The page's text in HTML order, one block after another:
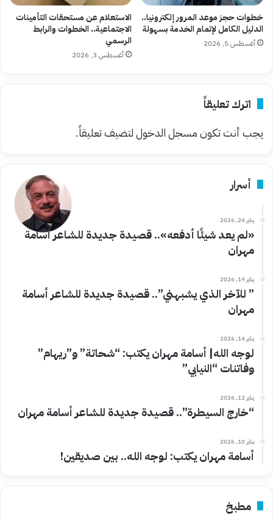
خطوات حجز موعد المرور إلكترونيا..
الدليل الكامل لإتمام الخدمة بسهولة
أغسطس 5, 2026
الاستعلام عن مستحقات التأمينات
الاجتماعية.. الخطوات والرابط
الرسمي
أغسطس 3, 2026
اترك تعليقاً
يجب أنت تكونمسجل الدخوللتضيف تعليقاً.
أسرار
يناير 24, 2026
«لم يعد شيئًا أدفعه».. قصيدة جديدة للشاعر أسامة
مهران
يناير 19, 2026
” للآخر الذي يشبهني”.. قصيدة جديدة للشاعر أسامة
مهران
يناير 14, 2026
لوجه الله| أسامة مهران يكتب: “شحاتة” و”ريهام”
وفاتنات “النيابي”
يناير 12, 2026
“خارج السيطرة”.. قصيدة جديدة للشاعر أسامة مهران
يناير 10, 2026
أسامة مهران يكتب: لوجه الله.. بين صديقين!
مطبخ